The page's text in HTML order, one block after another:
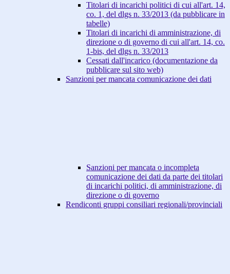
Titolari di incarichi politici di cui all'art. 14,
co. 1, del dlgs n. 33/2013 (da pubblicare in
tabelle)
Titolari di incarichi di amministrazione, di
direzione o di governo di cui all'art. 14, co.
1-bis, del dlgs n. 33/2013
Cessati dall'incarico (documentazione da
pubblicare sul sito web)
Sanzioni per mancata comunicazione dei dati
Sanzioni per mancata o incompleta
comunicazione dei dati da parte dei titolari
di incarichi politici, di amministrazione, di
direzione o di governo
Rendiconti gruppi consiliari regionali/provinciali